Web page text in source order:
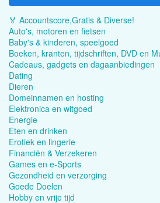
🏅 Accountscore,Gratis & Diverse!
Auto's, motoren en fietsen
Baby's & kinderen, speelgoed
Boeken, kranten, tijdschriften, DVD en
Cadeaus, gadgets en dagaanbiedingen
Dating
Dieren
Domeinnamen en hosting
Elektronica en witgoed
Energie
Eten en drinken
Erotiek en lingerie
Financiën & Verzekeren
Games en e-Sports
Gezondheid en verzorging
Goede Doelen
Hobby en vrije tijd